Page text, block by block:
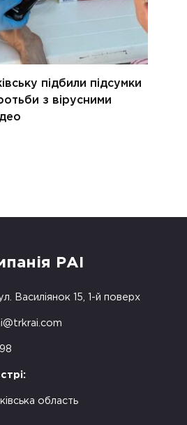
підбили підсумки
з вірусними
РАІ
Василіянок 15, 1-й поверх
область